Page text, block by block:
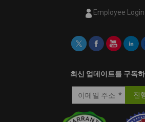
Employee Login
최신 업데이트를 구독